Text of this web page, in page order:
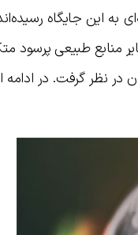
به این جایگاه
منابع طبیعی پرسود
در نظر گرفت. در ادامه